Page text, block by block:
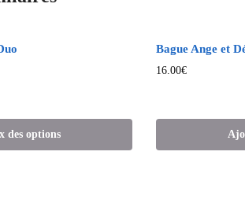
des options
Bague Ange et
16.00€